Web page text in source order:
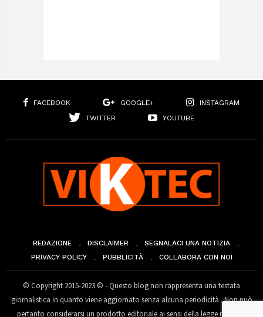
FACEBOOK GOOGLE+
INSTAGRAM
TWITTER
YOUTUBE
REDAZIONE DISCLAIMER
SEGNALACI UNA NOTIZIA
PRIVACY POLICY
PUBBLICITÀ COLLABORA CON NOI
© Copyright 2015-2023 © - Questo blog non rappresenta una testata
giornalistica in quanto viene aggiornato senza alcuna periodicità . Non può
pertanto considerarsi un prodotto editoriale ai sensi della legge n° 62 del